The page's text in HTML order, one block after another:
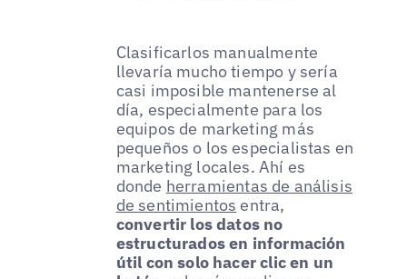
Clasificarlos manualmente
llevaría mucho tiempo y sería
casi imposible mantenerse al
día, especialmente para los
equipos de marketing más
pequeños o los especialistas en
marketing locales. Ahí es
donde herramientas de análisis
de sentimientos entra,
convertir los datos no
estructurados en información
útil con solo hacer clic en un